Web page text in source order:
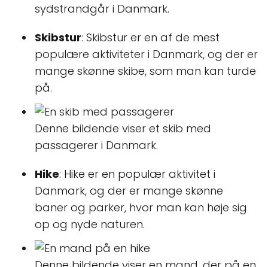
sydstrandgår i Danmark.
Skibstur: Skibstur er en af de mest
populære aktiviteter i Danmark, og der er
mange skønne skibe, som man kan turde
på.
Denne bildende viser et skib med
passagerer i Danmark.
Hike: Hike er en populær aktivitet i
Danmark, og der er mange skønne
baner og parker, hvor man kan høje sig
op og nyde naturen.